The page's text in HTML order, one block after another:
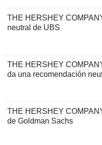
THE HERSHEY
neutral de UBS
THE HERSHEY
da una recomendación
THE HERSHEY
de Goldman Sachs